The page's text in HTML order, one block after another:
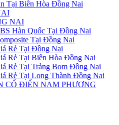
Tại Biên Hòa Đồng Nai
NAI
Hàn Quốc Tại Đồng Nai
Tại Đồng Nai
Rẻ Tại Đồng Nai
Rẻ Tại Biên Hòa Đồng Nai
Rẻ Tại Trảng Bom Đồng Nai
Rẻ Tại Long Thành Đồng Nai
CỔ ĐIỂN NAM PHƯƠNG